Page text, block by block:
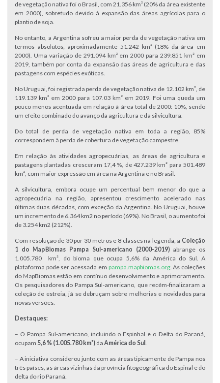
de vegetação nativa foi o Brasil, com 21.356 km² (20% da área existente
em 2000), sobretudo devido à expansão das áreas agrícolas para o
plantio de soja.
No entanto, a Argentina sofreu a maior perda de vegetação nativa em
termos absolutos, aproximadamente 51.242 km² (18% da área em
2000). Uma variação de 291.094 km² em 2000 para 239.851 km² em
2019, também por conta da expansão das áreas de agricultura e das
pastagens com espécies exóticas.
No Uruguai, foi registrada perda de vegetação nativa de 12.102 km², de
119.139 km² em 2000 para 107.03 km² em 2019. Foi uma queda um
pouco menos acentuada em relação à área total de 2000: 10%, sendo
um efeito combinado do avanço da agricultura e da silvicultura.
Do total de perda de vegetação nativa em toda a região, 85%
correspondem à perda de cobertura de vegetação campestre.
Em relação às atividades agropecuárias, as áreas de agricultura e
pastagens plantadas cresceram 17,4 %, de 427.239 km² para 501.489
km², com maior expressão em área na Argentina e no Brasil.
A silvicultura, embora ocupe um percentual bem menor do que a
agropecuária na região, apresentou crescimento acelerado nas
últimas duas décadas, com exceção da Argentina. No Uruguai, houve
um incremento de 6.364 km2 no período (69%). No Brasil, o aumento foi
de 3.254 km2 (212%).
Com resolução de 30 por 30 metros e 8 classes na legenda, a Coleção
1 do MapBiomas Pampa Sul-americano (2000-2019)abrange os
1.005.780 km², do bioma que ocupa 5,6% da América do Sul. A
plataforma pode ser acessada em pampa.mapbiomas.org. As coleções
do MapBiomas estão em contínuo desenvolvimento e aprimoramento.
Os pesquisadores do Pampa Sul-americano, que recém-finalizaram a
coleção de estreia, já se debruçam sobre melhorias e novidades para
novas versões.
Destaques:
– O Pampa Sul-americano, incluindo o Espinhal e o Delta do Paraná,
ocupam 5,6 % (1.005.780 km²) da América do Sul .
– A iniciativa considerou junto com as áreas tipicamente de Pampa nos
três países, as áreas vizinhas da província fitogeográfica do Espinal e do
delta do rio Paraná.